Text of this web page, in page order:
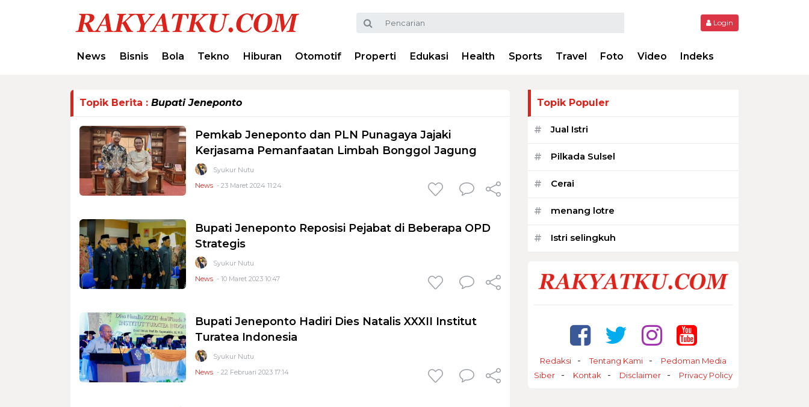
Login
News Bisnis Bola Tekno Hiburan Otomotif Properti Edukasi Health Sports Travel Foto Video Indeks
Topik Berita : Bupati Jeneponto
Pemkab Jeneponto dan PLN Punagaya Jajaki
Kerjasama Pemanfaatan Limbah Bonggol Jagung
Syukur Nutu
News - 23 Maret 2024 11:24
Bupati Jeneponto Reposisi Pejabat di Beberapa OPD
Strategis
Syukur Nutu
News - 10 Maret 2023 10:47
Bupati Jeneponto Hadiri Dies Natalis XXXII Institut
Turatea Indonesia
Syukur Nutu
News - 22 Februari 2023 17:14
Topik Populer
# Jual Istri
# Pilkada Sulsel
# Cerai
# menang lotre
# Istri selingkuh
Redaksi Tentang Kami
Pedoman Media
Siber
Kontak Disclaimer Privacy Policy